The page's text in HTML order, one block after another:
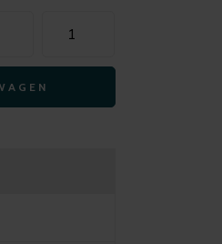
armstoel
SAGE-
4-
poot